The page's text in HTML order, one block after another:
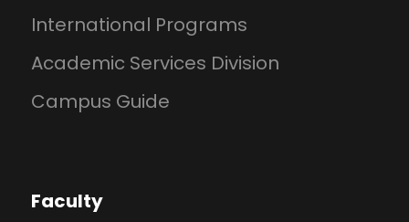
International Programs
Academic Services Division
Campus Guide
Faculty